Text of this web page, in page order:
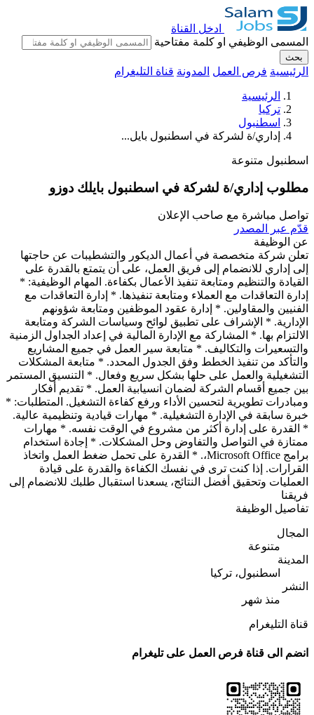
ادخل القناة
المسمى الوظيفي او كلمة مفتاحية
بحث
الرئيسية فرص العمل المدونة قناة التليغرام
الرئيسية
تركيا
اسطنبول
إداري/ة لشركة في اسطنبول بايل...
اسطنبول متنوعة
مطلوب إداري/ة لشركة في اسطنبول بايلك دوزو
تواصل مباشرة مع صاحب الإعلان
قدّم عبر المصدر
عن الوظيفة
تعلن شركة متخصصة في أعمال الديكور والتشطيبات عن حاجتها
إلى إداري للانضمام إلى فريق العمل، على أن يتمتع بالقدرة على
القيادة والتنظيم ومتابعة تنفيذ الأعمال بكفاءة. المهام الوظيفية: *
إدارة التعاقدات مع العملاء ومتابعة تنفيذها. * إدارة التعاقدات مع
الفنيين والمقاولين. * إدارة عقود الموظفين ومتابعة شؤونهم
الإدارية. * الإشراف على تطبيق لوائح وسياسات الشركة ومتابعة
الالتزام بها. * المشاركة مع الإدارة المالية في إعداد الجداول الزمنية
والتسعيرات والتكاليف. * متابعة سير العمل في جميع المشاريع
والتأكد من تنفيذ الخطط وفق الجدول المحدد. * متابعة المشكلات
التشغيلية والعمل على حلها بشكل سريع وفعال. * التنسيق المستمر
بين جميع أقسام الشركة لضمان انسيابية العمل. * تقديم أفكار
ومبادرات تطويرية لتحسين الأداء ورفع كفاءة التشغيل. المتطلبات: *
خبرة سابقة في الإدارة التشغيلية. * مهارات قيادية وتنظيمية عالية.
* القدرة على إدارة أكثر من مشروع في الوقت نفسه. * مهارات
ممتازة في التواصل والتفاوض وحل المشكلات. * إجادة استخدام
برامج Microsoft Office،. * القدرة على تحمل ضغط العمل واتخاذ
القرارات. إذا كنت ترى في نفسك الكفاءة والقدرة على قيادة
العمليات وتحقيق أفضل النتائج، يسعدنا استقبال طلبك للانضمام إلى
فريقنا
تفاصيل الوظيفة
المجال
متنوعة
المدينة
اسطنبول، تركيا
النشر
منذ شهر
قناة التليغرام
انضم الى قناة فرص العمل على تليغرام